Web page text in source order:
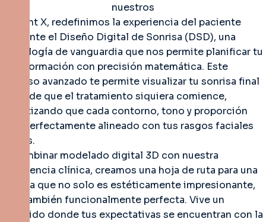
nuestros
En Dent X, redefinimos la experiencia del paciente
mediante el Diseño Digital de Sonrisa (DSD), una
tecnología de vanguardia que nos permite planificar tu
transformación con precisión matemática. Este
proceso avanzado te permite visualizar tu sonrisa final
antes de que el tratamiento siquiera comience,
garantizando que cada contorno, tono y proporción
esté perfectamente alineado con tus rasgos faciales
únicos.
Al combinar modelado digital 3D con nuestra
experiencia clínica, creamos una hoja de ruta para una
sonrisa que no solo es estéticamente impresionante,
sino también funcionalmente perfecta. Vive un
recorrido donde tus expectativas se encuentran con la